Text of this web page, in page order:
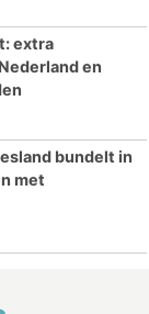
extra
en
bundelt in
met